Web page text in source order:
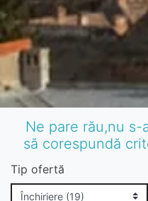
Ne pare rău,nu
să corespundă
Tip ofertă